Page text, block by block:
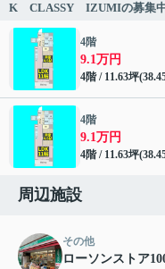
K CLASSY IZUMIの募集
4階
9.1万円
4階 / 11.63坪
4階
9.1万円
4階 / 11.63坪
周辺施設
その他
ローソンストア